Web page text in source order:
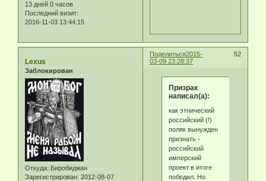
13 дней 0 часов
Последний визит:
2016-11-03 13:44:15
Поделиться 52
2015-
03-09 23:28:37
Lexus
Заблокирован
Откуда: Биробиджан
Зарегистрирован: 2012-08-07
Призрак
написал(а):
как этнический
российский (!)
поляк вынужден
признать -
российский
имперский
проект в итоге
победил. Но